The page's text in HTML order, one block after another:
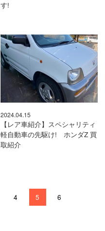
す!
2024.04.15
【レア車紹介】スペシャリティ
軽自動車の先駆け! ホンダZ 買
取紹介
4 5 6